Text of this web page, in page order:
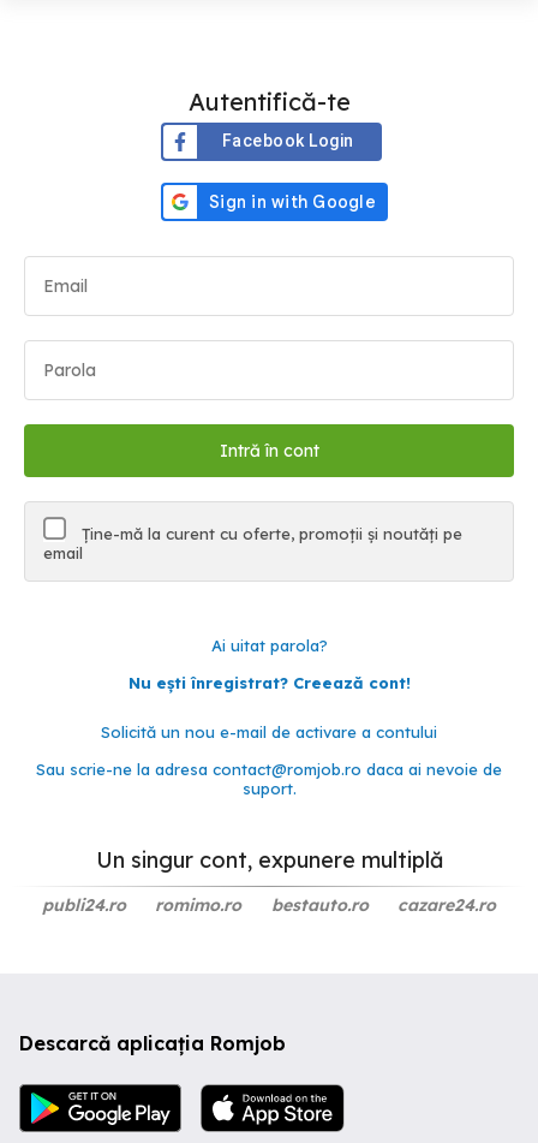
Autentifică-te
Facebook Login
Ține-mă la curent cu oferte, promoții și noutăți pe
email
Ai uitat parola?
Nu ești înregistrat? Creează cont!
Solicită un nou e-mail de activare a contului
Sau scrie-ne la adresa contact@romjob.ro daca ai nevoie de
suport.
Un singur cont, expunere multiplă
publi24.ro romimo.ro bestauto.ro cazare24.ro
Descarcă aplicația Romjob